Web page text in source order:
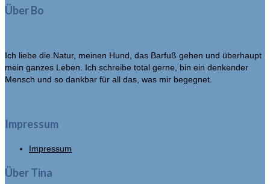
Über Bo
Ich liebe die Natur, meinen Hund, das Barfuß gehen und überhaupt
mein ganzes Leben. Ich schreibe total gerne, bin ein denkender
Mensch und so dankbar für all das, was mir begegnet.
Impressum
Impressum
Über Tina